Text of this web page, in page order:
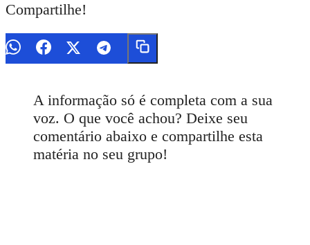
Compartilhe!
A informação só é completa com a sua
voz. O que você achou? Deixe seu
comentário abaixo e compartilhe esta
matéria no seu grupo!